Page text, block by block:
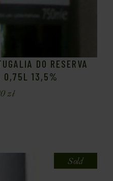
DO RESERVA
0,75L 13,5%
zł
Sold